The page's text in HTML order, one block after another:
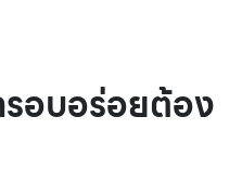
อบอร่อยต้อง